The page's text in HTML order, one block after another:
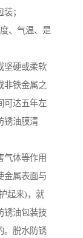
；
、气温、是
坚硬或柔软
非铁金属之
可达五年左
锈油膜清
气体等作用
金属表面与
起来)，就
锈油包装技
。脱水防锈